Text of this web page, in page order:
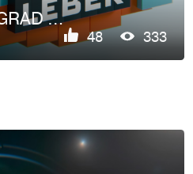
LEBER | NAUKOGRAD | CGI ANIMATION
48 333